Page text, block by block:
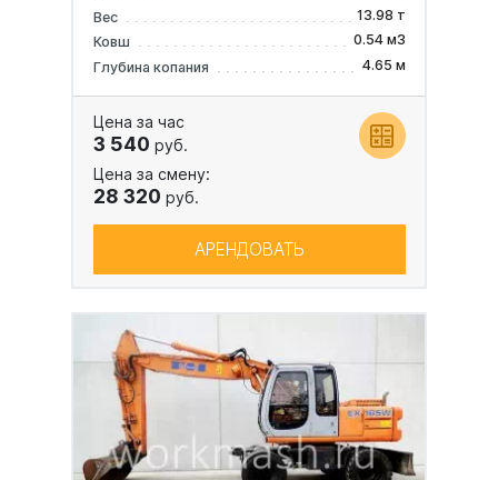
Вес
13.98 т
Ковш
0.54 м3
Глубина копания
4.65 м
Цена за час
3 540 руб.
Цена за смену:
28 320 руб.
АРЕНДОВАТЬ